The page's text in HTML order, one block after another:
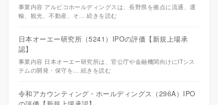
事業内容 アルピコホールディングスは、長野県を拠点に流通、運
輸、観光、不動産、そ…続きを読む
日本オーエー研究所（5241）IPOの評価【新規上場承
認】
事業内容 日本オーエー研究所は、官公庁や金融機関向けにITシス
テムの開発・保守を… 続きを読む
令和アカウンティング・ホールディングス（296A）IPO